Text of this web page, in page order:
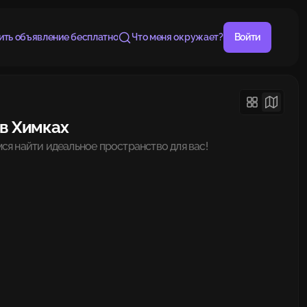
объявление бесплатно Что меня окружает? Войти
Химках
найти идеальное пространство для вас!